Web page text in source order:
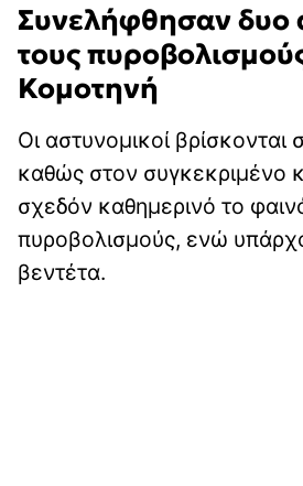
Συνελήφθησαν δυο
τους
Κομοτηνή
Οι αστυνομικοί βρίσκονται
καθώς στον συγκεκριμένο
σχεδόν καθημερινό το
πυροβολισμούς, ενώ
βεντέτα.